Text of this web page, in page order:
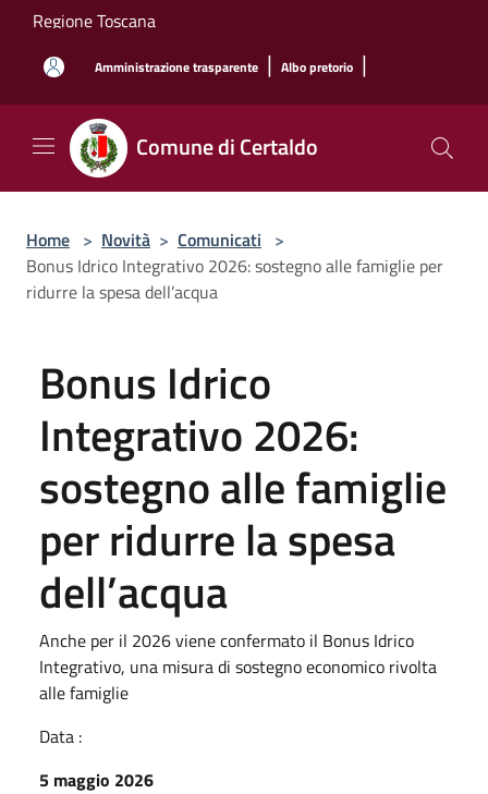
Salta al contenuto principale
Regione Toscana
Amministrazione trasparente | Albo pretorio |
Comune di Certaldo
Home > Novità > Comunicati >
Bonus Idrico Integrativo 2026: sostegno alle famiglie per
ridurre la spesa dell’acqua
Bonus Idrico
Integrativo 2026:
sostegno alle famiglie
per ridurre la spesa
dell’acqua
Anche per il 2026 viene confermato il Bonus Idrico
Integrativo, una misura di sostegno economico rivolta
alle famiglie
Data :
5 maggio 2026